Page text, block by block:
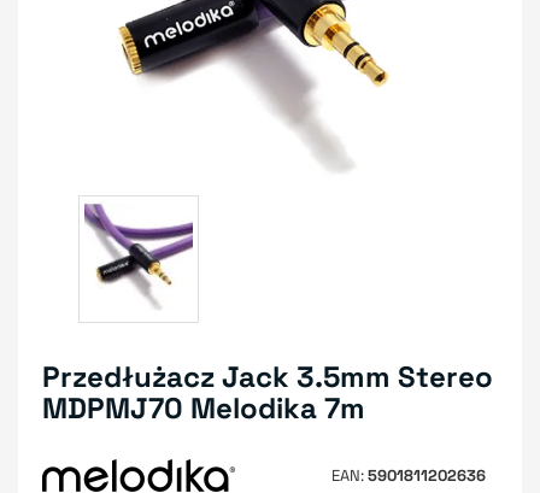
Przedłużacz Jack 3.5mm Stereo
MDPMJ70 Melodika 7m
EAN 5901811202636